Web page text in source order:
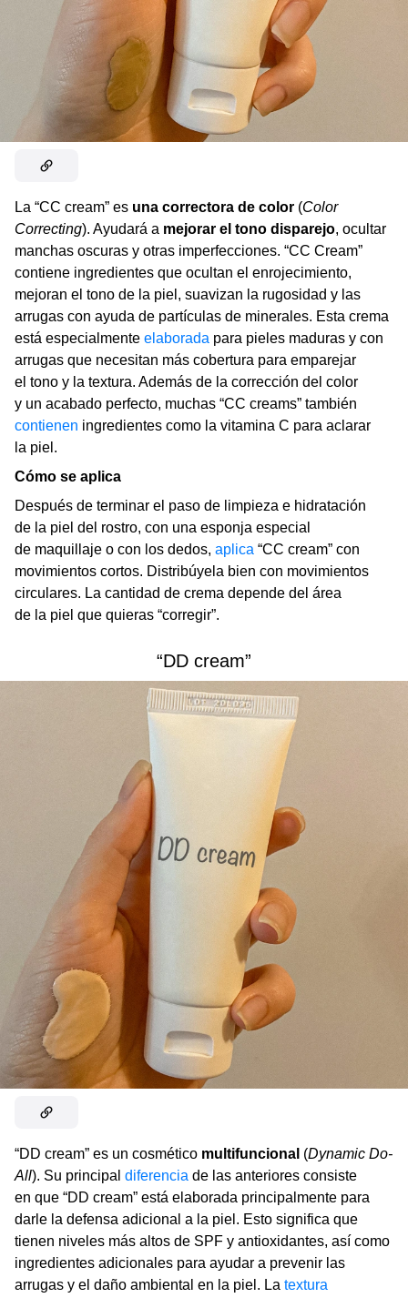
La “CC cream” es una correctora de color (Color
Correcting). Ayudará a mejorar el tono disparejo, ocultar
manchas oscuras y otras imperfecciones. “CC Cream”
contiene ingredientes que ocultan el enrojecimiento,
mejoran el tono de la piel, suavizan la rugosidad y las
arrugas con ayuda de partículas de minerales. Esta crema
está especialmente elaborada para pieles maduras y con
arrugas que necesitan más cobertura para emparejar
el tono y la textura. Además de la corrección del color
y un acabado perfecto, muchas “CC creams” también
contienen ingredientes como la vitamina C para aclarar
la piel.
Cómo se aplica
Después de terminar el paso de limpieza e hidratación
de la piel del rostro, con una esponja especial
de maquillaje o con los dedos, aplica “CC cream” сon
movimientos cortos. Distribúyela bien con movimientos
circulares. La cantidad de crema depende del área
de la piel que quieras “corregir”.
“DD cream”
“DD cream” es un cosmético multifuncional (Dynamic Do-
All). Su principal diferencia de las anteriores consiste
en que “DD cream” está elaborada principalmente para
darle la defensa adicional a la piel. Esto significa que
tienen niveles más altos de SPF y antioxidantes, así como
ingredientes adicionales para ayudar a prevenir las
arrugas y el daño ambiental en la piel. La textura